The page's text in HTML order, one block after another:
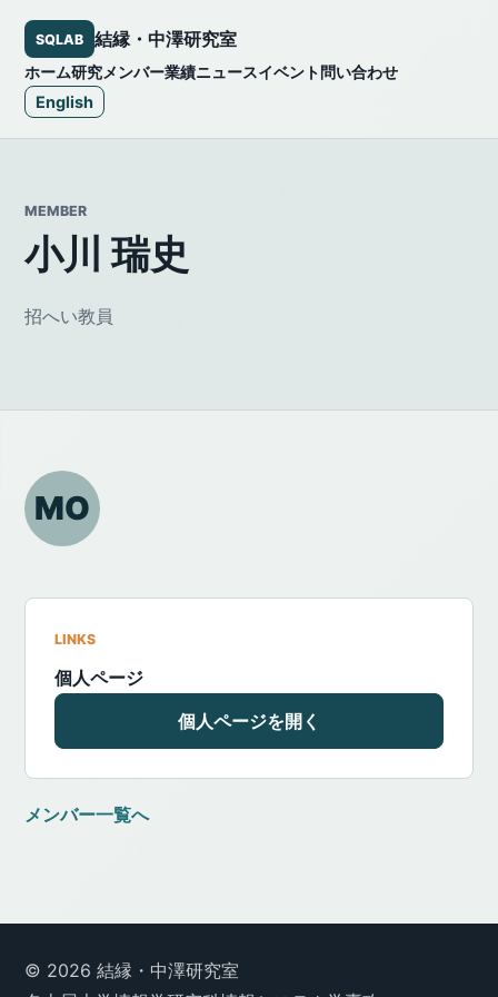
SQLAB 結縁・中澤研究室
ホーム研究メンバー業績ニュースイベント問い合わせ
English
MEMBER
小川 瑞史
招へい教員
MO
LINKS
個人ページ
個人ページを開く
メンバー一覧へ
© 2026 結縁・中澤研究室